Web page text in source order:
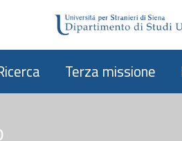
Terza missione